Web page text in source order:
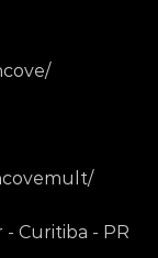
- Curitiba - PR